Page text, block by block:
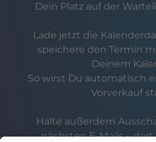
Dein Platz auf der
Lade jetzt die
speichere den Termin
Deinem
So wirst Du automatisch
Vorverkauf
Halte außerdem
nächsten E-Mails –